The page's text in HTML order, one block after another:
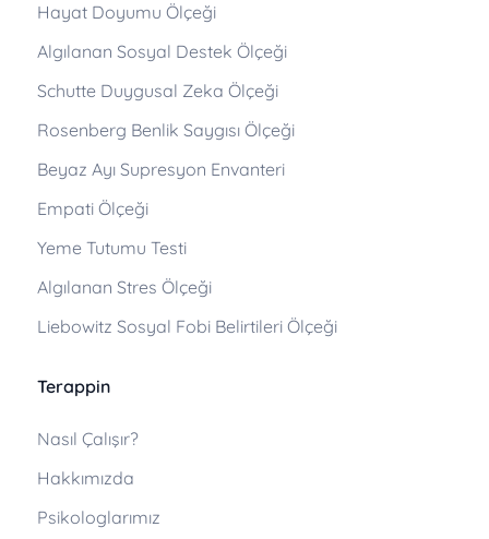
Terappin
Nasıl Çalışır?
Hakkımızda
Psikologlarımız
Hayat Doyumu Ölçeği
Algılanan Sosyal Destek Ölçeği
Schutte Duygusal Zeka Ölçeği
Rosenberg Benlik Saygısı Ölçeği
Beyaz Ayı Supresyon Envanteri
Empati Ölçeği
Yeme Tutumu Testi
Algılanan Stres Ölçeği
Liebowitz Sosyal Fobi Belirtileri Ölçeği